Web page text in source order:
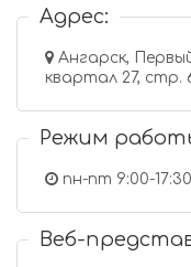
Адрес:
Ангарск,
квартал 27, стр.
Режим
пн-пт 9:00-17:30
Веб-